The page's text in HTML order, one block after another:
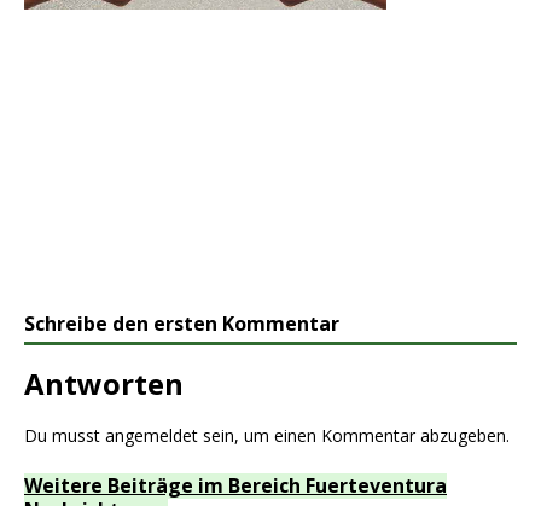
Schreibe den ersten Kommentar
Antworten
Du musst angemeldet sein, um einen Kommentar abzugeben.
Weitere Beiträge im Bereich Fuerteventura